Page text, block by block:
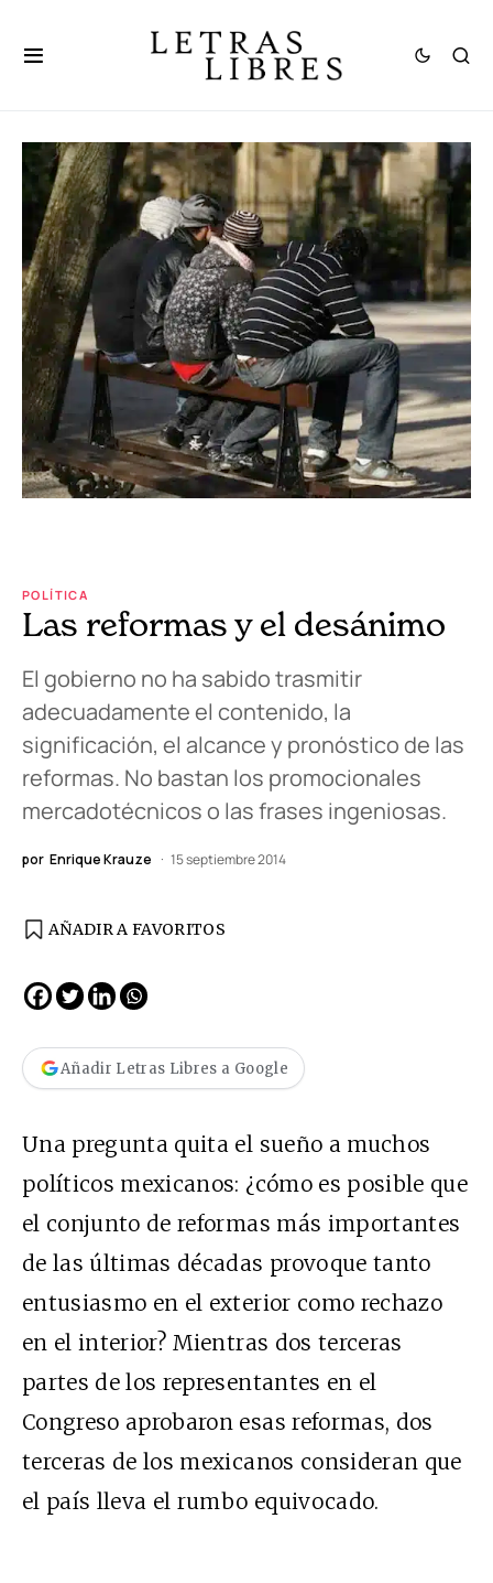
POLÍTICA
Las reformas y el desánimo
El gobierno no ha sabido trasmitir
adecuadamente el contenido, la
significación, el alcance y pronóstico de las
reformas. No bastan los promocionales
mercadotécnicos o las frases ingeniosas.
por Enrique Krauze 15 septiembre 2014
AÑADIR A FAVORITOS
Añadir Letras Libres a Google
Una pregunta quita el sueño a muchos
políticos mexicanos: ¿cómo es posible que
el conjunto de reformas más importantes
de las últimas décadas provoque tanto
entusiasmo en el exterior como rechazo
en el interior? Mientras dos terceras
partes de los representantes en el
Congreso aprobaron esas reformas, dos
terceras de los mexicanos consideran que
el país lleva el rumbo equivocado.